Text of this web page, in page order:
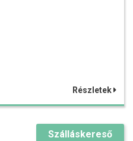
Részletek
Szálláskereső